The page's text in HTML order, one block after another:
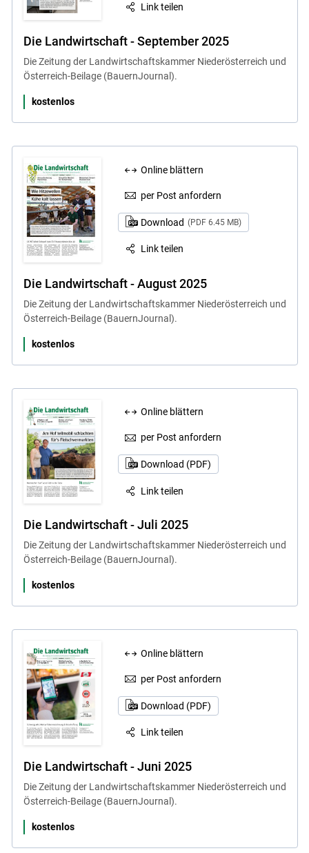
Link teilen
Die Landwirtschaft - September 2025
Die Zeitung der Landwirtschaftskammer Niederösterreich und
Österreich-Beilage (BauernJournal).
kostenlos
Online blättern
per Post anfordern
Download (PDF 6.45 MB)
Link teilen
Die Landwirtschaft - August 2025
Die Zeitung der Landwirtschaftskammer Niederösterreich und
Österreich-Beilage (BauernJournal).
kostenlos
Online blättern
per Post anfordern
Download (PDF)
Link teilen
Die Landwirtschaft - Juli 2025
Die Zeitung der Landwirtschaftskammer Niederösterreich und
Österreich-Beilage (BauernJournal).
kostenlos
Online blättern
per Post anfordern
Download (PDF)
Link teilen
Die Landwirtschaft - Juni 2025
Die Zeitung der Landwirtschaftskammer Niederösterreich und
Österreich-Beilage (BauernJournal).
kostenlos